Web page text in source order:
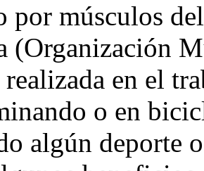
física se
por músculos
(Organización
realizada en el
o en